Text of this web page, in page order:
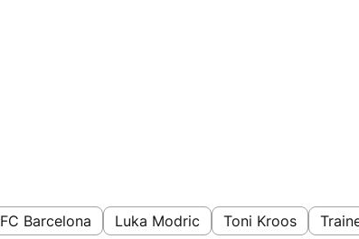
FC Barcelona Luka Modric Toni Kroos